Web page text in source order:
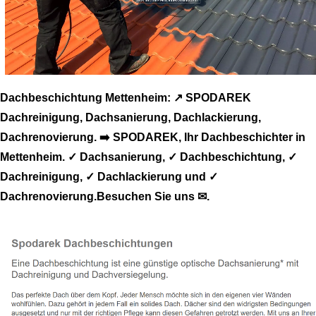
Dachbeschichtung Mettenheim: ↗️ SPODAREK
Dachreinigung, Dachsanierung, Dachlackierung,
Dachrenovierung. ➡️ SPODAREK, Ihr Dachbeschichter in
Mettenheim. ✓ Dachsanierung, ✓ Dachbeschichtung, ✓
Dachreinigung, ✓ Dachlackierung und ✓
Dachrenovierung.Besuchen Sie uns ✉.